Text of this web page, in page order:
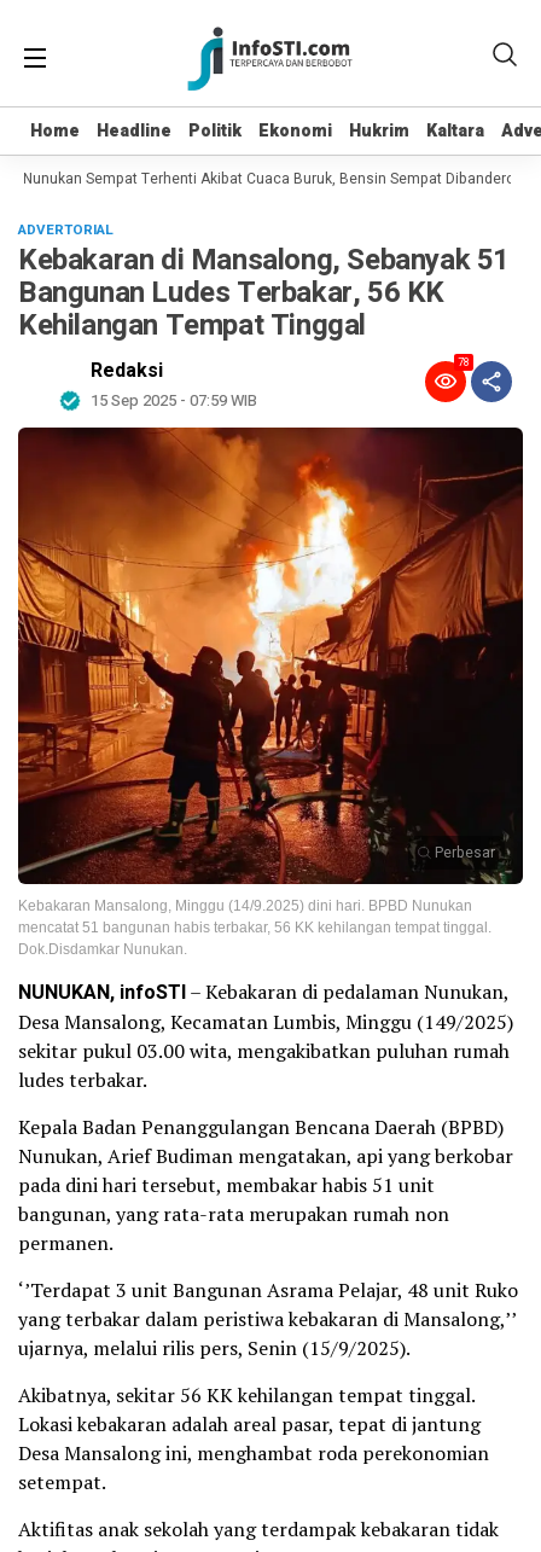
Home Headline Politik Ekonomi Hukrim Kaltara
Home Headline Politik Ekonomi Hukrim Kaltara
Nunukan Sempat Terhenti Akibat Cuaca Buruk, Bensin Sempat Dibanderol Rp
ADVERTORIAL
Kebakaran di Mansalong, Sebanyak 51
Bangunan Ludes Terbakar, 56 KK
Kehilangan Tempat Tinggal
Redaksi
15 Sep 2025 - 07:59 WIB
78
Perbesar
Kebakaran Mansalong, Minggu (14/9.2025) dini hari. BPBD Nunukan
mencatat 51 bangunan habis terbakar, 56 KK kehilangan tempat tinggal.
Dok.Disdamkar Nunukan.
NUNUKAN, infoSTI– Kebakaran di pedalaman Nunukan,
Desa Mansalong, Kecamatan Lumbis, Minggu (149/2025)
sekitar pukul 03.00 wita, mengakibatkan puluhan rumah
ludes terbakar.
Kepala Badan Penanggulangan Bencana Daerah (BPBD)
Nunukan, Arief Budiman mengatakan, api yang berkobar
pada dini hari tersebut, membakar habis 51 unit
bangunan, yang rata-rata merupakan rumah non
permanen.
‘’Terdapat 3 unit Bangunan Asrama Pelajar, 48 unit Ruko
yang terbakar dalam peristiwa kebakaran di Mansalong,’’
ujarnya, melalui rilis pers, Senin (15/9/2025).
Akibatnya, sekitar 56 KK kehilangan tempat tinggal.
Lokasi kebakaran adalah areal pasar, tepat di jantung
Desa Mansalong ini, menghambat roda perekonomian
setempat.
Aktifitas anak sekolah yang terdampak kebakaran tidak